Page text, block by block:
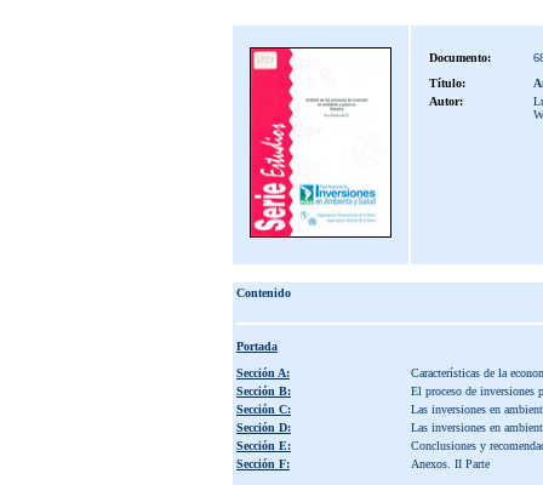
Documento:
Título:
Autor:
Contenido
Portada
Sección A:
Características de la
Sección B:
El proceso de inversiones
Sección C:
Las inversiones en
Sección D:
Las inversiones en
Sección E:
Conclusiones y
Sección F:
Anexos. II Parte